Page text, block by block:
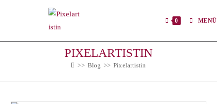
0 MENÜ
PIXELARTISTIN
>> Blog >> Pixelartistin